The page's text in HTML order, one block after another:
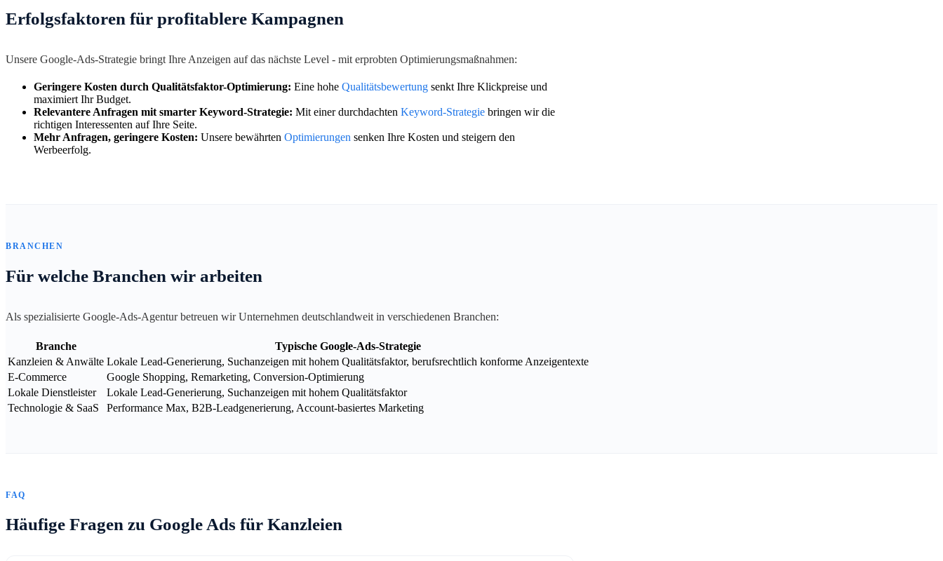
Erfolgsfaktoren für profitablere Kampagnen
Unsere Google-Ads-Strategie bringt Ihre Anzeigen auf das nächste Level - mit erprobten Optimierungsmaßnahmen:
Geringere Kosten durch Qualitätsfaktor-Optimierung: Eine hohe Qualitätsbewertung senkt Ihre Klickpreise und
maximiert Ihr Budget.
Relevantere Anfragen mit smarter Keyword-Strategie: Mit einer durchdachten Keyword-Strategie bringen wir die
richtigen Interessenten auf Ihre Seite.
Mehr Anfragen, geringere Kosten: Unsere bewährten Optimierungen senken Ihre Kosten und steigern den
Werbeerfolg.
BRANCHEN
Für welche Branchen wir arbeiten
Als spezialisierte Google-Ads-Agentur betreuen wir Unternehmen deutschlandweit in verschiedenen Branchen:
Branche
Typische Google-Ads-Strategie
Kanzleien & Anwälte Lokale Lead-Generierung, Suchanzeigen mit hohem Qualitätsfaktor, berufsrechtlich konforme Anzeigentexte
E-Commerce
Google Shopping, Remarketing, Conversion-Optimierung
Lokale Dienstleister
Lokale Lead-Generierung, Suchanzeigen mit hohem Qualitätsfaktor
Technologie & SaaS
Performance Max, B2B-Leadgenerierung, Account-basiertes Marketing
FAQ
Häufige Fragen zu Google Ads für Kanzleien